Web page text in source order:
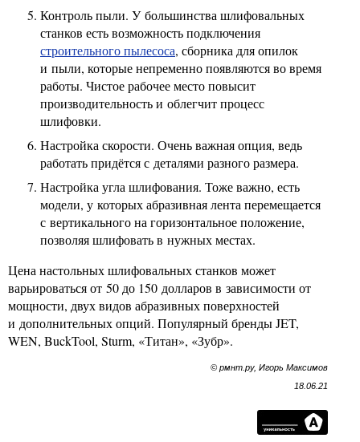
Контроль пыли. У большинства шлифовальных
станков есть возможность подключения
строительного пылесоса, сборника для опилок
и пыли, которые непременно появляются во время
работы. Чистое рабочее место повысит
производительность и облегчит процесс
шлифовки.
Настройка скорости. Очень важная опция, ведь
работать придётся с деталями разного размера.
Настройка угла шлифования. Тоже важно, есть
модели, у которых абразивная лента перемещается
с вертикального на горизонтальное положение,
позволяя шлифовать в нужных местах.
Цена настольных шлифовальных станков может
варьироваться от 50 до 150 долларов в зависимости от
мощности, двух видов абразивных поверхностей
и дополнительных опций. Популярный бренды JET,
WEN, BuckTool, Sturm, «Титан», «Зубр».
© рмнт.ру, Игорь Максимов
18.06.21